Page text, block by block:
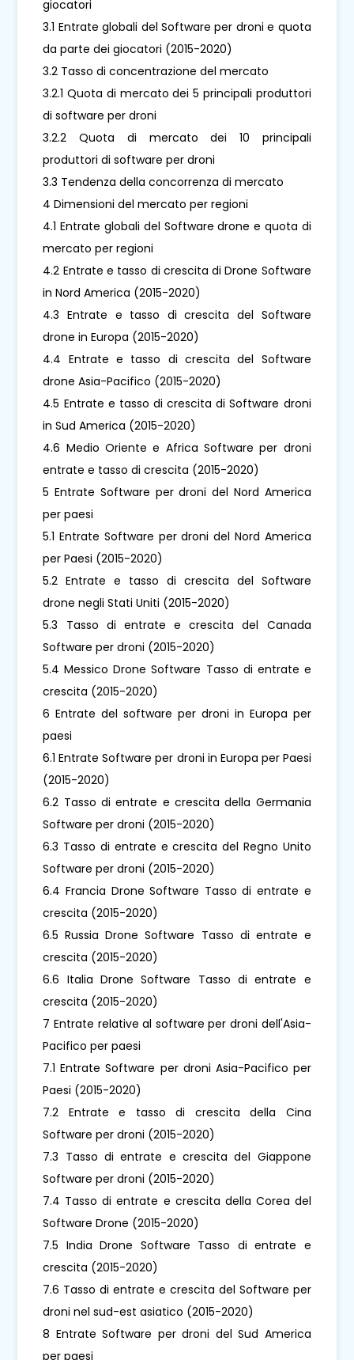
giocatori
3.1 Entrate globali del Software per droni e quota
da parte dei giocatori (2015-2020)
3.2 Tasso di concentrazione del mercato
3.2.1 Quota di mercato dei 5 principali produttori
di software per droni
3.2.2 Quota di mercato dei 10 principali
produttori di software per droni
3.3 Tendenza della concorrenza di mercato
4 Dimensioni del mercato per regioni
4.1 Entrate globali del Software drone e quota di
mercato per regioni
4.2 Entrate e tasso di crescita di Drone Software
in Nord America (2015-2020)
4.3 Entrate e tasso di crescita del Software
drone in Europa (2015-2020)
4.4 Entrate e tasso di crescita del Software
drone Asia-Pacifico (2015-2020)
4.5 Entrate e tasso di crescita di Software droni
in Sud America (2015-2020)
4.6 Medio Oriente e Africa Software per droni
entrate e tasso di crescita (2015-2020)
5 Entrate Software per droni del Nord America
per paesi
5.1 Entrate Software per droni del Nord America
per Paesi (2015-2020)
5.2 Entrate e tasso di crescita del Software
drone negli Stati Uniti (2015-2020)
5.3 Tasso di entrate e crescita del Canada
Software per droni (2015-2020)
5.4 Messico Drone Software Tasso di entrate e
crescita (2015-2020)
6 Entrate del software per droni in Europa per
paesi
6.1 Entrate Software per droni in Europa per Paesi
(2015-2020)
6.2 Tasso di entrate e crescita della Germania
Software per droni (2015-2020)
6.3 Tasso di entrate e crescita del Regno Unito
Software per droni (2015-2020)
6.4 Francia Drone Software Tasso di entrate e
crescita (2015-2020)
6.5 Russia Drone Software Tasso di entrate e
crescita (2015-2020)
6.6 Italia Drone Software Tasso di entrate e
crescita (2015-2020)
7 Entrate relative al software per droni dell'Asia-
Pacifico per paesi
7.1 Entrate Software per droni Asia-Pacifico per
Paesi (2015-2020)
7.2 Entrate e tasso di crescita della Cina
Software per droni (2015-2020)
7.3 Tasso di entrate e crescita del Giappone
Software per droni (2015-2020)
7.4 Tasso di entrate e crescita della Corea del
Software Drone (2015-2020)
7.5 India Drone Software Tasso di entrate e
crescita (2015-2020)
7.6 Tasso di entrate e crescita del Software per
droni nel sud-est asiatico (2015-2020)
8 Entrate Software per droni del Sud America
per paesi